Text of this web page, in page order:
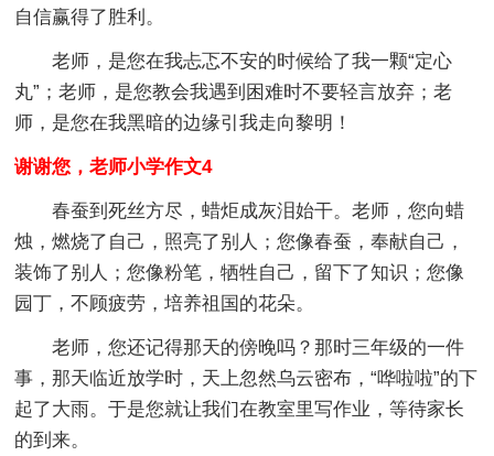
自信赢得了胜利。
老师，是您在我忐忑不安的时候给了我一颗“定心
丸”；老师，是您教会我遇到困难时不要轻言放弃；老
师，是您在我黑暗的边缘引我走向黎明！
谢谢您，老师小学作文4
春蚕到死丝方尽，蜡炬成灰泪始干。老师，您向蜡
烛，燃烧了自己，照亮了别人；您像春蚕，奉献自己，
装饰了别人；您像粉笔，牺牲自己，留下了知识；您像
园丁，不顾疲劳，培养祖国的花朵。
老师，您还记得那天的傍晚吗？那时三年级的一件
事，那天临近放学时，天上忽然乌云密布，“哗啦啦”的下
起了大雨。于是您就让我们在教室里写作业，等待家长
的到来。